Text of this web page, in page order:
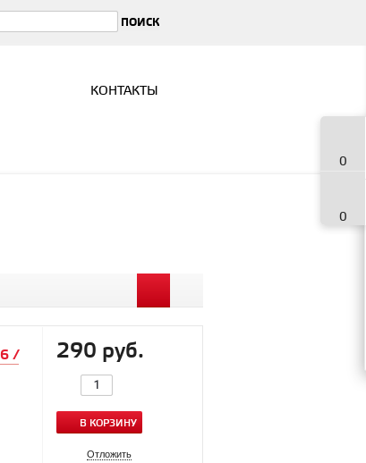
КОНТАКТЫ
0
0
/
290 руб.
В КОРЗИНУ
Отложить